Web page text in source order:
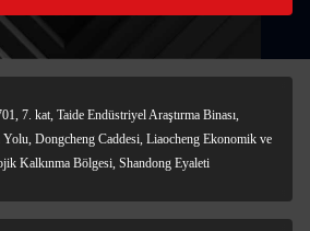
7. kat, Taide Endüstriyel Araştırma Binası,
Yolu, Dongcheng Caddesi, Liaocheng Ekonomik ve
Kalkınma Bölgesi, Shandong Eyaleti